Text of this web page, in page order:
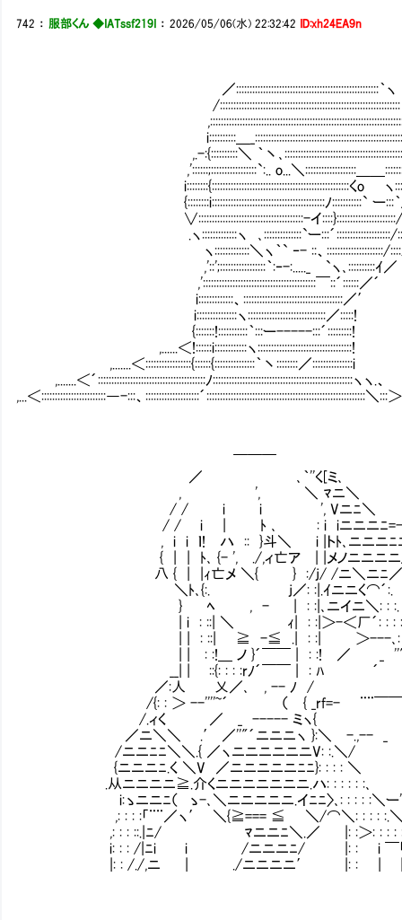
742 ： 服部くん ◆IATssf219I ：2026/05/06(水) 22:32:42 ID:xh24EA9n
／:::::::::::::::::::::::::::::::::::::::::::::::::::::｀ヽ
/:::::::::::::::::::::::::::::::::::::::::::::::::::::::::::::::::::
i::::::::::＿
,.-:{::::::::::＼ ｀丶､
,'::::::;:::::::::::::::::`:.. o...＼:::::::::::::::::::＿＿
i::::::::{:::::::::::::::::::::::::::::::::::::::::::::::::::くo
{::::::::i::::::::::::::::::::::::::::::::::::::::::ﾉ:::::::::::` ー:::｀
∨:::::::::::::::::::::::::::::::::::::::-イ
.ヽ:::::::::::::ヽ ､::::::::::::::`ー:::´::::::::::::::::::::/
ヽ:::::::::::::＼ヽ｀` ‐- ::、:::::::::::::::::::::/
,'::';:::::::::::::::::｀:‐-:....._ `ヽ､::::::::::ｲ／
,'::::::::::::::::::::::::::::::::::::::::::￣::´::::::／´
i:::::::::::::、:::::::::::::::::::::::::::::::::::::／′
i:::::::::::::::ヽ:::::::::::::::::::::::::::::／:::::!
{:::::::!:::::::::::｀:::ー-----:::´:::::::::!
,......＜!::::::i::::::::::::ヽ:::::::::::::::::::::::::::::::::::!
,.......＜:::::::::::::::::{::::::{:::::::::::::::｀丶::::::::／:::::::::::::::i
,.......＜´::::::::::::::::::::::::::::::::::::::::ﾉ::::::::::::::::::::::::::::::::::::::::::::::::::::ヽヽ.、
,...＜::::::::::::::::::::::::―-:::、::::::::::::::::::::´:::::::::::::::::::::::::::::::::::::::::::::::::::::::::::＼:::
￣￣￣
／ ､｀''く[ミ､
, ', ＼ ﾏニ＼
/ / i i ', Vニﾆ＼ いや、お
/ / i | ﾄ ､ : i iニニニﾆ=-
, i i ｌ! ハ :: }斗＼ i |トﾄ､ニニニﾆﾆ〉
{ | | ﾄ､ {- ', ./,ィ亡ア | |メノニニニ
八 { | |ｨ亡メ ＼{ } :/j/ /ニ＼ニﾆ／､ 私
＼ﾄ､{:. j／: :|.ｲニニく⌒´:.
} ﾍ , - | : :|､ニイニ＼: : :.
| i : ::| ＼ ｨ| : :|＞-＜厂´: : : :
| | : ::| ≧ -≦ .| : :| ＞---､: : :
| | : :!＿ ノ }´￣￣ | : :! ／ _
__| | ::{: : : :rﾉ´￣￣ | : ﾊ
／:人 乂／､ , -- ﾉ
/{: : ＞ --''''~´ （ { _rf=- ¨¨￣￣￣￣
/.ィく ／ _ ----- ミヽ{
／ニ＼＼ .′ ／''"´ニニニヽ }:＼ -.,--
/ニニﾆﾆ＼＼.{ ／ヽニニニニニニV: :.＼/ ≧
{ニニニﾆ.く ＼V ／ニニニニニﾆﾆ}: : : :
.从ニニニニ≧.介くニニニニニニニ.ハ: : : : :
i:ゝニニﾆ（ ゝ-､＼ニニニニニ.イﾆﾆ〉､: : : : :＼ー
,: : : :「¨¨／ヽ′ ＼{≧=== ≦ ＼/⌒＼: : : : :.＼|
,: : : ::.|ﾆ/ ﾏニニﾆ＼.／ |: :＞: : : :
i: : : /|ﾆi i /ニニニﾆ/ |:
|: : /./,ニ | ./ニニニニ